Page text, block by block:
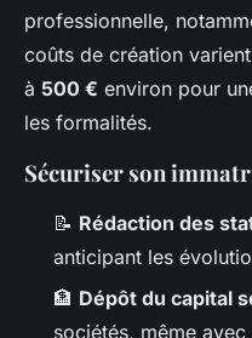
professionnelle,
coûts de création
à 500 € environ pour
les formalités.
Sécuriser son
📝 Rédaction des
anticipant les
🏦 Dépôt du capital
sociétés, même